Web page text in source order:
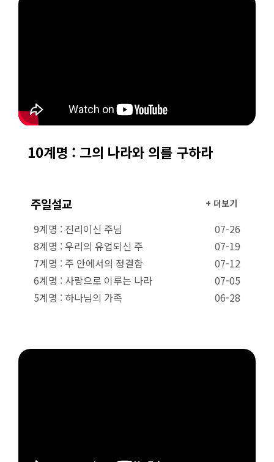
10계명 : 그의 나라와 의를 구하라
주일설교 + 더보기
9계명 : 진리이신 주님
07-26
8계명 : 우리의 유업되신 주
07-19
7계명 : 주 안에서의 정결함
07-12
6계명 : 사랑으로 이루는 나라
07-05
5계명 : 하나님의 가족
06-28